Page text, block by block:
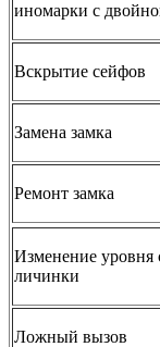
иномарки с
Вскрытие сейфов
Замена замка
Ремонт замка
Изменение уровня
личинки
Ложный вызов